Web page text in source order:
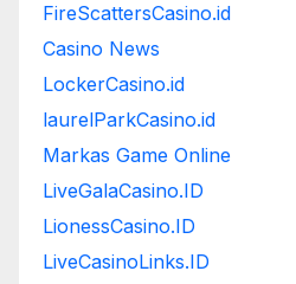
FireScattersCasino.id
Casino News
LockerCasino.id
laurelParkCasino.id
Markas Game Online
LiveGalaCasino.ID
LionessCasino.ID
LiveCasinoLinks.ID